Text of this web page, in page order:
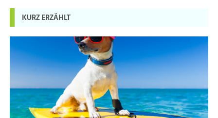
KURZ ERZÄHLT